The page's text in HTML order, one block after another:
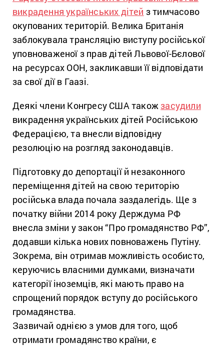
викрадення українських дітей з тимчасово
окупованих територій. Велика Британія
заблокувала трансляцію виступу російської
уповноваженої з прав дітей Львової-Бєлової
на ресурсах ООН, закликавши її відповідати
за свої дії в Гаазі.
Деякі члени Конгресу США такожзасудили
викрадення українських дітей Російською
Федерацією, та внесли відповідну
резолюцію на розгляд законодавців.
Підготовку до депортації й незаконного
переміщення дітей на свою територію
російська влада почала заздалегідь. Ще з
початку війни 2014 року Держдума РФ
внесла зміни у закон “Про громадянство РФ”,
додавши кілька нових повноважень Путіну.
Зокрема, він отримав можливість особисто,
керуючись власними думками, визначати
категорії іноземців, які мають право на
спрощений порядок вступу до російського
громадянства.
Зазвичай однією з умов для того, щоб
отримати громадянство країни, є